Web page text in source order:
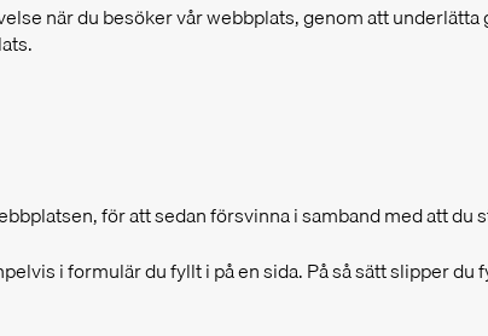
när du besöker vår webbplats, genom att
för att sedan försvinna i samband med att du
i formulär du fyllt i på en sida. På så sätt slipper